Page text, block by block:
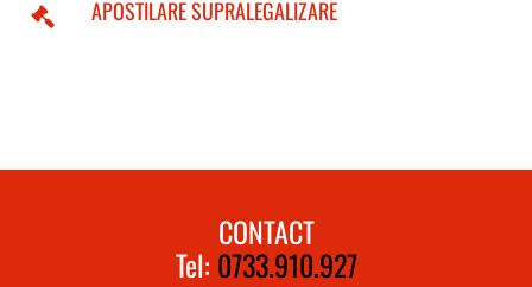
APOSTILARE SUPRALEGALIZARE
CONTACT
Tel: 0733.910.927